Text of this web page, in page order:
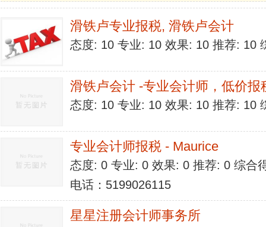
滑铁卢专业报税, 滑铁卢会计
态度: 10 专业: 10 效果: 10 推荐: 10
滑铁卢会计 -专业会计师，低价报
态度: 10 专业: 10 效果: 10 推荐: 10
专业会计师报税 - Maurice
态度: 0 专业: 0 效果: 0 推荐: 0 综合
电话：5199026115
星星注册会计师事务所